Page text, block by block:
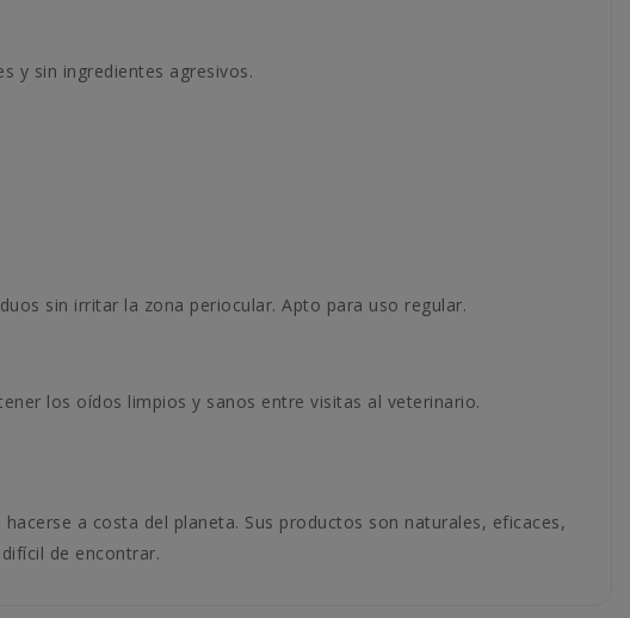
y sin ingredientes agresivos.
sin irritar la zona periocular. Apto para uso regular.
los oídos limpios y sanos entre visitas al veterinario.
a costa del planeta. Sus productos son naturales, eficaces,
de encontrar.